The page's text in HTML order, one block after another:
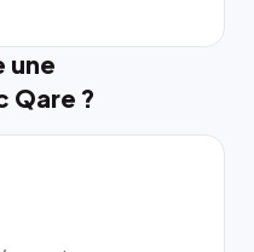
une
Qare ?